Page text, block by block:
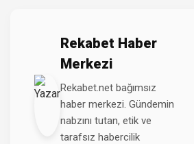
Rekabet Haber
Merkezi
Rekabet.net bağımsız
haber merkezi. Gündemin
nabzını tutan, etik ve
tarafsız habercilik